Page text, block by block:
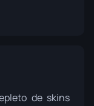
de skins